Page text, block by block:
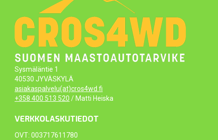
Sysmäläntie 1
40530 JYVÄSKYLÄ
asiakaspalvelu(at)cros4wd.fi
+358 400 513 520 / Matti Heiska
VERKKOLASKUTIEDOT
OVT: 003717611780